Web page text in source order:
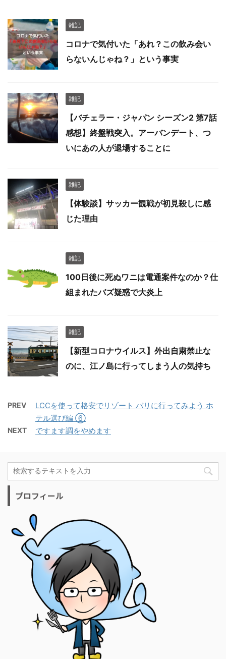
雑記
コロナで気付いた「あれ？この飲み会い
らないんじゃね？」という事実
雑記
【バチェラー・ジャパン シーズン2 第7話
感想】終盤戦突入。アーバンデート、つ
いにあの人が退場することに
雑記
【体験談】サッカー観戦が初見殺しに感
じた理由
雑記
100日後に死ぬワニは電通案件なのか？仕
組まれたバズ疑惑で大炎上
雑記
【新型コロナウイルス】外出自粛禁止な
のに、江ノ島に行ってしまう人の気持ち
PREV
LCCを使って格安でリゾート バリに行ってみよう ホ
テル選び編 ⑥
NEXT ですます調をやめます
プロフィール